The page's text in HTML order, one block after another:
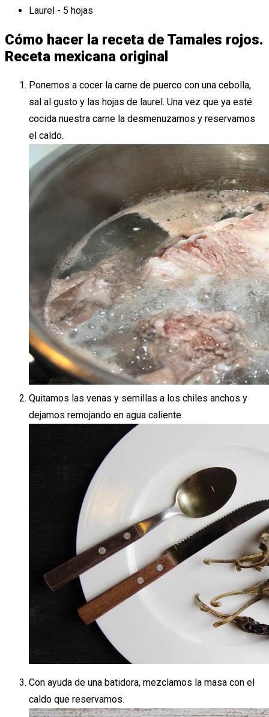
Laurel - 5 hojas
Cómo hacer la receta de Tamales rojos.
Receta mexicana original
Ponemos a cocer la carne de puerco con una cebolla,
sal al gusto y las hojas de laurel. Una vez que ya esté
cocida nuestra carne la desmenuzamos y reservamos
el caldo.
Quitamos las venas y semillas a los chiles anchos y
dejamos remojando en agua caliente.
Con ayuda de una batidora, mezclamos la masa con el
caldo que reservamos.